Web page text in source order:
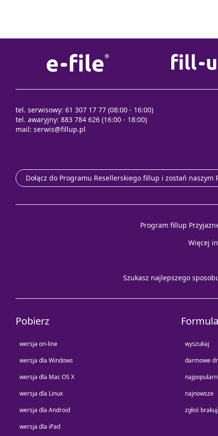
tel. serwisowy: 61 307 17 77 (08:00 - 16:00)
tel. awaryjny: 883 784 626 (16:00 - 18:00)
mail: serwis@fillup.pl
Dołącz do Programu Resellerskiego fillup i zostań naszym
Program fillup
Więcej
Szukasz najlepszego
Pobierz
wersja on-line
wersja dla Windows
wersja dla Mac OS X
wersja dla Linux
wersja dla Android
wersja dla iPad
wyszukaj
darmowe
najnowsze
zgłoś